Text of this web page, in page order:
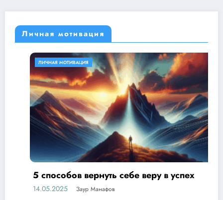
Личная мотивация
ЛИЧНАЯ МОТИВАЦИЯ
5 способов вернуть себе веру в успех
14.05.2025 Заур Манафов